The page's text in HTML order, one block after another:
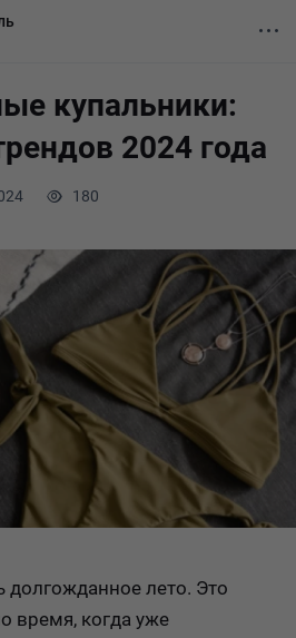
180
купальники:
2024 года
долгожданное лето. Это
время, когда уже